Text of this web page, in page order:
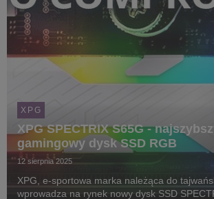
XPG
XPG SPECTRIX S65G -
gamingowy dysk SSD RGB
12 sierpnia 2025
XPG, e-sportowa marka należąca do
wprowadza na rynek nowy dysk SSD